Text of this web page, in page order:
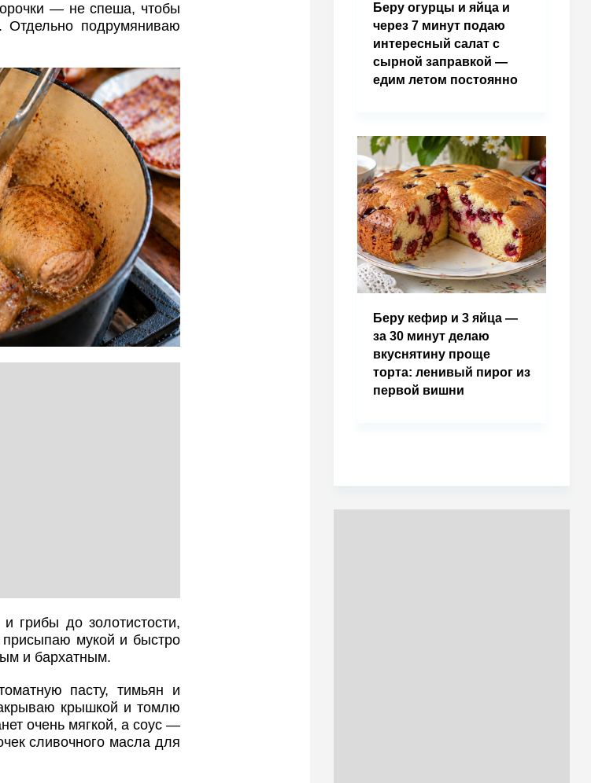
— не спеша, чтобы
Отдельно подрумяниваю
грибы до золотистости,
мукой и быстро
и бархатным.
пасту, тимьян и
крышкой и томлю
очень мягкой, а соус —
сливочного масла для
Беру огурцы и яйца и
через 7 минут подаю
интересный салат с
сырной заправкой —
едим летом постоянно
Беру кефир и 3 яйца —
за 30 минут делаю
вкуснятину проще
торта: ленивый пирог из
первой вишни